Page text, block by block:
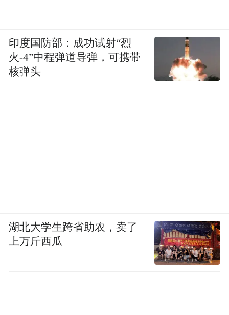
印度国防部：成功试射“烈
火-4”中程弹道导弹，可携带
核弹头
湖北大学生跨省助农，卖了
上万斤西瓜